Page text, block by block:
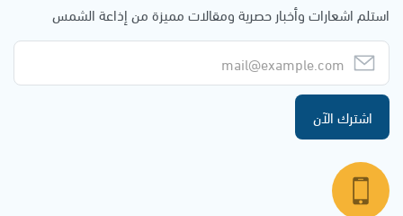
استلم اشعارات وأخبار حصرية ومقالات مميزة من إذاعة الشمس
اشترك الآن